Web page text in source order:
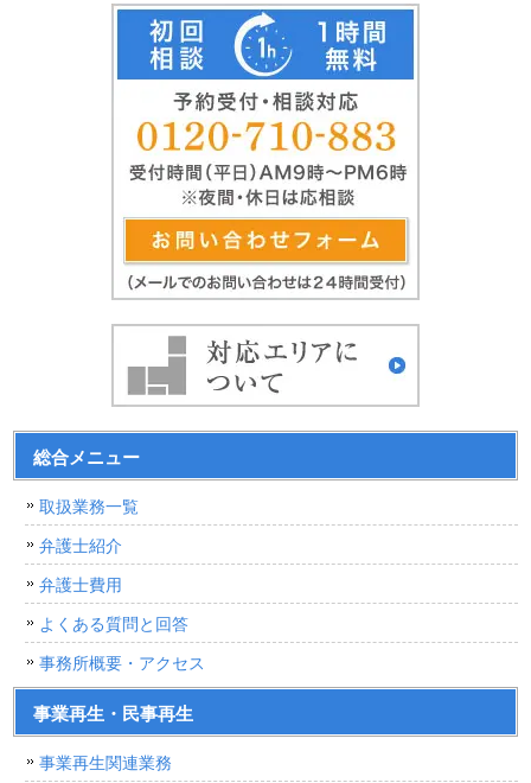
総合メニュー
取扱業務一覧
弁護士紹介
弁護士費用
よくある質問と回答
事務所概要・アクセス
事業再生・民事再生
事業再生関連業務